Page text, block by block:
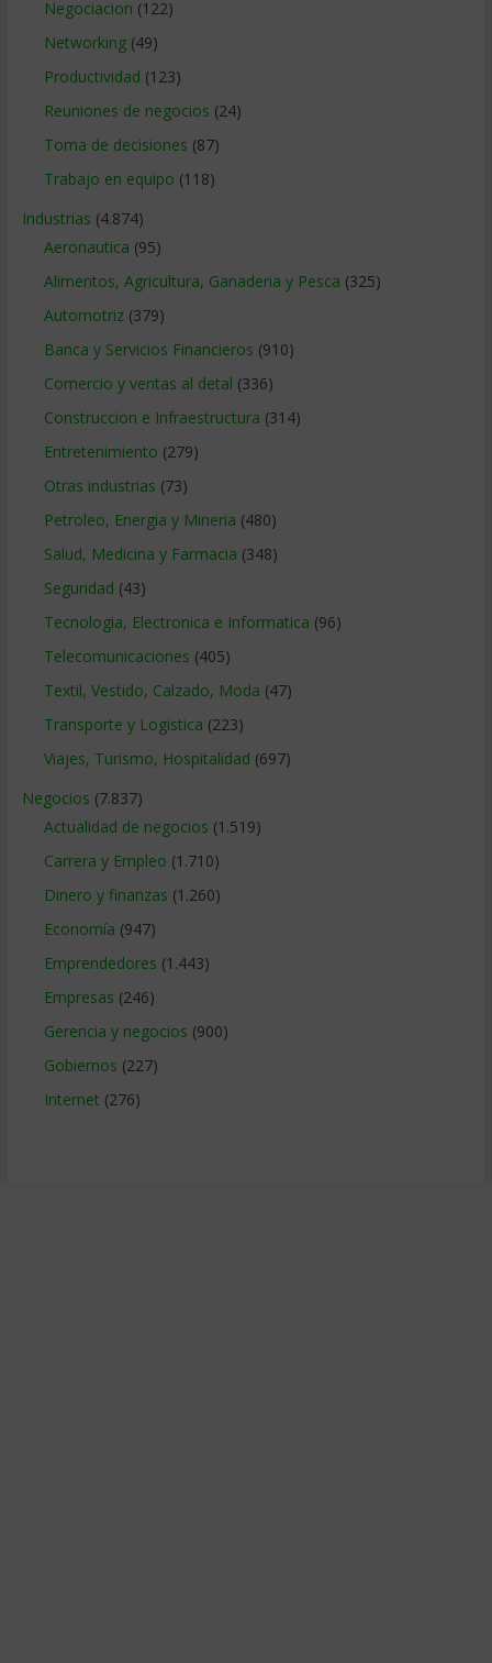
Negociacion (122)
Networking(49)
Productividad (123)
Reuniones de negocios (24)
Toma de decisiones (87)
Trabajo en equipo (118)
Industrias (4.874)
Aeronautica (95)
Alimentos, Agricultura, Ganaderia y Pesca (325)
Automotriz(379)
Banca y Servicios Financieros (910)
Comercio y ventas al detal (336)
Construccion e Infraestructura (314)
Entretenimiento (279)
Otras industrias (73)
Petroleo, Energia y Mineria (480)
Salud, Medicina y Farmacia (348)
Seguridad (43)
Tecnologia, Electronica e Informatica (96)
Telecomunicaciones (405)
Textil, Vestido, Calzado, Moda (47)
Transporte y Logistica (223)
Viajes, Turismo, Hospitalidad (697)
Negocios (7.837)
Actualidad de negocios (1.519)
Carrera y Empleo (1.710)
Dinero y finanzas (1.260)
Economía (947)
Emprendedores (1.443)
Empresas (246)
Gerencia y negocios (900)
Gobiernos (227)
Internet (276)